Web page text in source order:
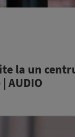
la un
AUDIO